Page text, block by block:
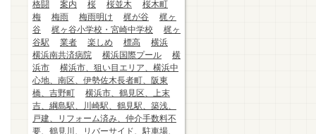
格闘
案内 桜 桜並木
桜木町
梅
梅雨 梅雨明け 梶が谷
梶ヶ
谷
梶ヶ谷小学校・宮崎中学校
梶ヶ
谷駅
業者 楽しめ 標高
横浜
横浜南共済病院
横浜国際プール
横
浜市
横浜市、狙い目エリア、横浜中
心地、南区、伊勢佐木長者町、阪東
橋、吉野町
横浜市、鶴見区、上末
吉、綱島駅、川崎駅、鶴見駅、築浅、
戸建、リフォーム済み、仲介手数料不
要、鶴見川、リバーサイド、駐車場、